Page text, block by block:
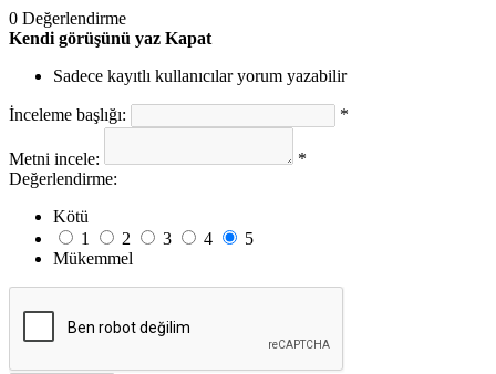
0 Değerlendirme
Kendi görüşünü yaz Kapat
Sadece kayıtlı kullanıcılar yorum yazabilir
İnceleme başlığı: *
Metni incele:
*
Değerlendirme:
Kötü
1
2 3 4
5
Mükemmel